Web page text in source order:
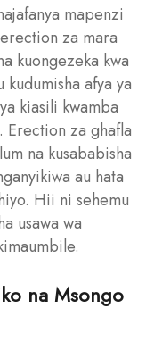
mapenzi
za mara
kuongezeka kwa
afya ya
kiasili kwamba
Erection za ghafla
na kusababisha
au hata
Hii ni sehemu
usawa wa
na Msongo